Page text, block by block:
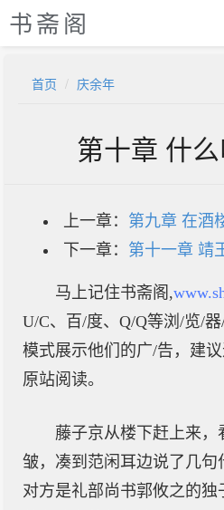
书斋阁
首页 庆余年
第十章 什么
上一章： 第九章 在酒
下一章： 第十一章 靖
马上记住书斋阁,
U/C、百/度、Q/Q等浏/览/
模式展示他们的广/告，建
原站阅读。
藤子京从楼下赶上来
皱，凑到范闲耳边说了几句
对方是礼部尚书郭攸之的独